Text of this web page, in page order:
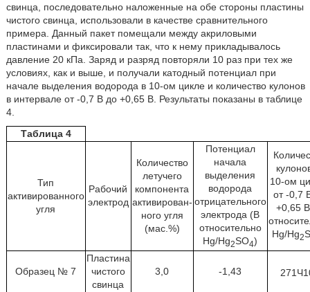
свинца, последовательно наложенные на обе стороны пластины
чистого свинца, использовали в качестве сравнительного
примера. Данный пакет помещали между акриловыми
пластинами и фиксировали так, что к нему прикладывалось
давление 20 кПа. Заряд и разряд повторяли 10 раз при тех же
условиях, как и выше, и получали катодный потенциал при
начале выделения водорода в 10-ом цикле и количество кулонов
в интервале от -0,7 В до +0,65 В. Результаты показаны в таблице
4.
Таблица 4
Тип
активированного
угля
Рабочий
электрод
Количество
летучего
компонента
активирован-
ного угля
(мас.%)
Потенциал
начала
выделения
водорода
отрицательного
электрода (В
относительно
Hg/Hg2SO4)
10-ом
от -0,7
+0,65
Hg/Hg2
Образец № 7
Пластина
чистого
свинца
3,0 -1,43